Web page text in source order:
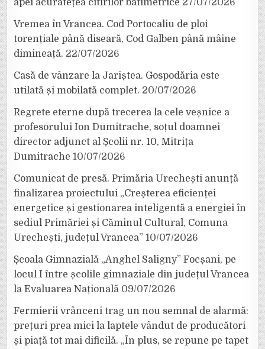
apei acuratețea citirilor batimetrice 27/07/2026
Vremea în Vrancea. Cod Portocaliu de ploi
torențiale până diseară, Cod Galben până mâine
dimineață. 22/07/2026
Casă de vânzare la Jariștea. Gospodăria este
utilată și mobilată complet. 20/07/2026
Regrete eterne după trecerea la cele veșnice a
profesorului Ion Dumitrache, soțul doamnei
director adjunct al Școlii nr. 10, Mitrița
Dumitrache 10/07/2026
Comunicat de presă. Primăria Urechești anunță
finalizarea proiectului „Creșterea eficienței
energetice și gestionarea inteligentă a energiei în
sediul Primăriei și Căminul Cultural, Comuna
Urechești, județul Vrancea” 10/07/2026
Școala Gimnazială „Anghel Saligny” Focșani, pe
locul I între școlile gimnaziale din județul Vrancea
la Evaluarea Națională 09/07/2026
Fermierii vrânceni trag un nou semnal de alarmă:
prețuri prea mici la laptele vândut de producători
și piață tot mai dificilă. „În plus, se repune pe tapet